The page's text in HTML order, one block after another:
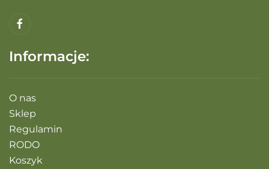
Informacje:
O nas
Sklep
Regulamin
RODO
Koszyk